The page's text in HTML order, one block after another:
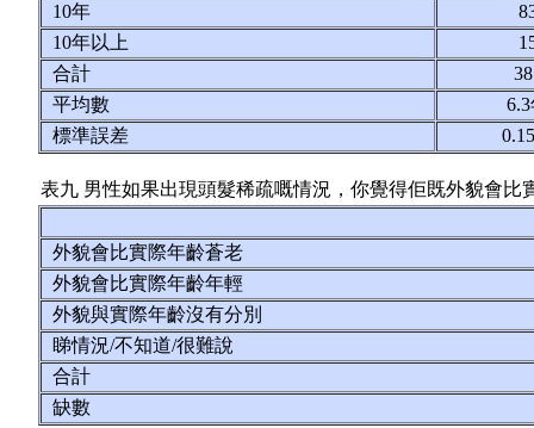
10年
10年以上
合計
平均數
標準誤差
表九 男性如果出現頭髮稀疏嘅情況，你覺得佢既外貌會比
外貌會比實際年齡蒼老
外貌會比實際年齡年輕
外貌與實際年齡沒有分別
睇情況/不知道/很難說
合計
缺數